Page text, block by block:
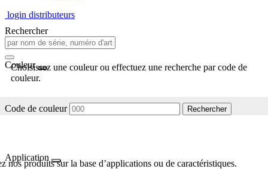
login distributeurs
Rechercher
Couleur
Choisissez une couleur ou effectuez une recherche par code de
couleur.
Code de couleur Rechercher
Application
nos produits sur la base d’applications ou de caractéristiques.